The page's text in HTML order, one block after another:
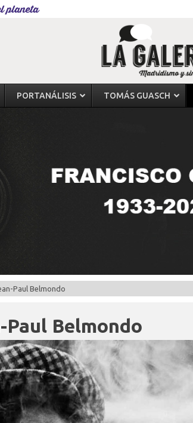
planeta
PORTANÁLISIS TOMÁS GUASCH
Paul Belmondo
Paul Belmondo